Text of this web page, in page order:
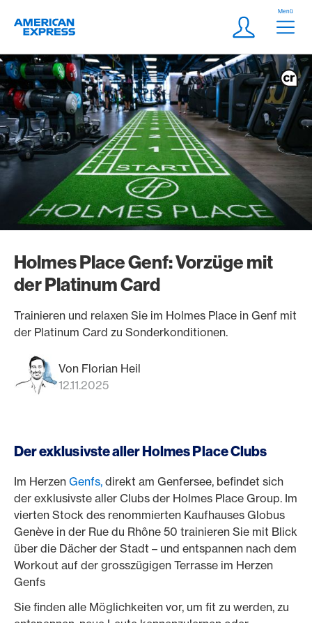
Logo
Meta
Login
Menü
Holmes Place Genf: Vorzüge mit
der Platinum Card
Trainieren und relaxen Sie im Holmes Place in Genf mit
der Platinum Card zu Sonderkonditionen.
Von Florian Heil
12.11.2025
Der exklusivste aller Holmes Place Clubs
Im Herzen Genfs, direkt am Genfersee, befindet sich
der exklusivste aller Clubs der Holmes Place Group. Im
vierten Stock des renommierten Kaufhauses Globus
Genève in der Rue du Rhône 50 trainieren Sie mit Blick
über die Dächer der Stadt – und entspannen nach dem
Workout auf der grosszügigen Terrasse im Herzen
Genfs
Sie finden alle Möglichkeiten vor, um fit zu werden, zu